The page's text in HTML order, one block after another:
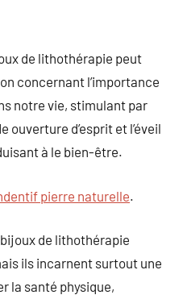
de lithothérapie peut
concernant l’importance
notre vie, stimulant par
ouverture d’esprit et l’éveil
à le bien-être.
pierre naturelle.
de lithothérapie
ils incarnent surtout une
la santé physique,